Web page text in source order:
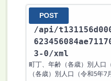
POST
/api/
3-0/xml
町丁、年齢（各歳）別人口
（各歳）別人口（令和5年7